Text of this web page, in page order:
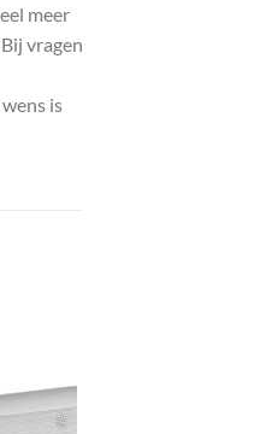
meer
vragen
is
aan